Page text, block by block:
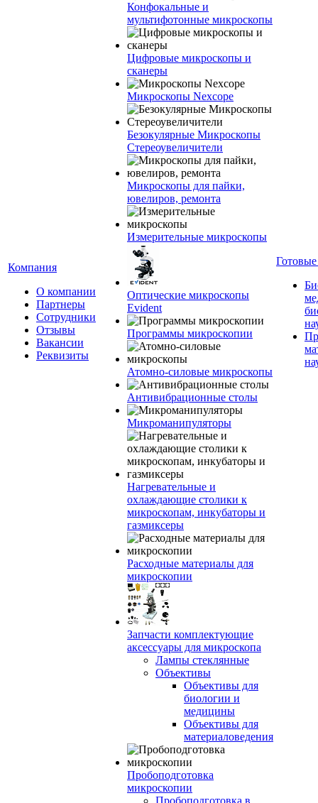
Компания
О компании
Партнеры
Сотрудники
Отзывы
Вакансии
Реквизиты
Конфокальные и
мультифотонные микроскопы
Цифровые микроскопы и
сканеры
Микроскопы Nexcope
Безокулярные Микроскопы
Стереоувеличители
Микроскопы для пайки,
ювелиров, ремонта
Измерительные микроскопы
Оптические микроскопы
Evident
Программы микроскопии
Атомно-силовые микроскопы
Антивибрационные столы
Микроманипуляторы
Нагревательные и
охлаждающие столики к
микроскопам, инкубаторы и
газмиксеры
Расходные материалы для
микроскопии
Запчасти комплектующие
аксессуары для микроскопа
Лампы стеклянные
Объективы
Объективы для
биологии и
медицины
Объективы для
материаловедения
Пробоподготовка
микроскопии
Пробоподготовка в